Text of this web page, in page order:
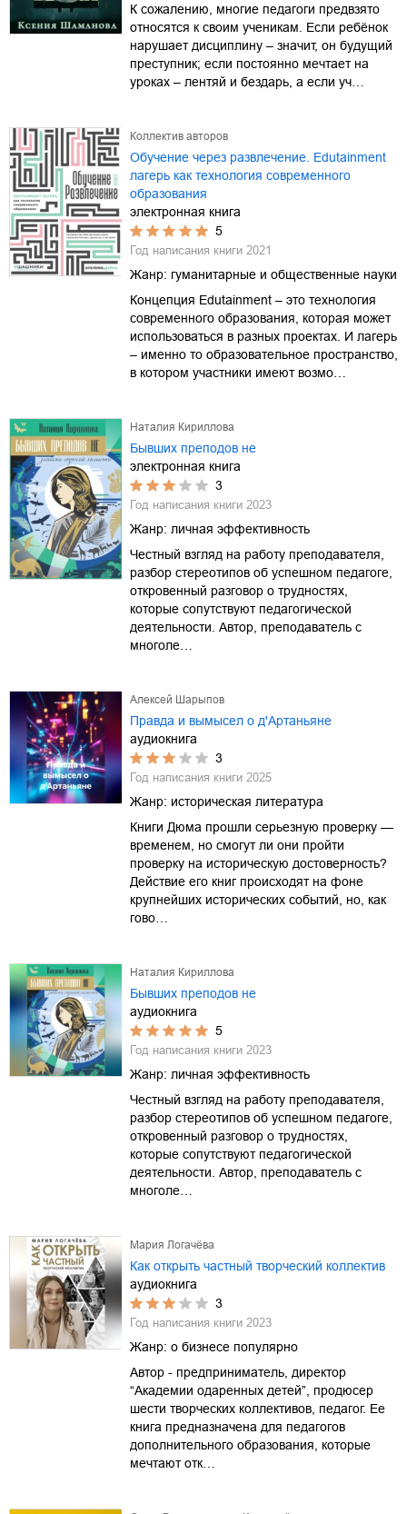
К сожалению, многие педагоги предвзято
относятся к своим ученикам. Если ребёнок
нарушает дисциплину – значит, он будущий
преступник; если постоянно мечтает на
уроках – лентяй и бездарь, а если уч…
Коллектив авторов
Обучение через развлечение. Edutainment
лагерь как технология современного
образования
электронная книга
5
Год написания книги 2021
Жанр: гуманитарные и общественные науки
Концепция Edutainment – это технология
современного образования, которая может
использоваться в разных проектах. И лагерь
– именно то образовательное пространство,
в котором участники имеют возмо…
Наталия Кириллова
Бывших преподов не
электронная книга
3
Год написания книги 2023
Жанр: личная эффективность
Честный взгляд на работу преподавателя,
разбор стереотипов об успешном педагоге,
откровенный разговор о трудностях,
которые сопутствуют педагогической
деятельности. Автор, преподаватель с
многоле…
Алексей Шарыпов
Правда и вымысел о д'Артаньяне
аудиокнига
3
Год написания книги 2025
Жанр: историческая литература
Книги Дюма прошли серьезную проверку —
временем, но смогут ли они пройти
проверку на историческую достоверность?
Действие его книг происходят на фоне
крупнейших исторических событий, но, как
гово…
Наталия Кириллова
Бывших преподов не
аудиокнига
5
Год написания книги 2023
Жанр: личная эффективность
Честный взгляд на работу преподавателя,
разбор стереотипов об успешном педагоге,
откровенный разговор о трудностях,
которые сопутствуют педагогической
деятельности. Автор, преподаватель с
многоле…
Мария Логачёва
Как открыть частный творческий коллектив
аудиокнига
3
Год написания книги 2023
Жанр: о бизнесе популярно
Автор - предприниматель, директор
“Академии одаренных детей”, продюсер
шести творческих коллективов, педагог. Ее
книга предназначена для педагогов
дополнительного образования, которые
мечтают отк…